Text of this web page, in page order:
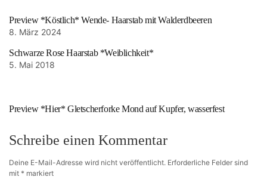
Preview *Köstlich* Wende- Haarstab mit Walderdbeeren
8. März 2024
Schwarze Rose Haarstab *Weiblichkeit*
5. Mai 2018
Preview *Hier* Gletscherforke Mond auf Kupfer, wasserfest
Schreibe einen Kommentar
Deine E-Mail-Adresse wird nicht veröffentlicht. Erforderliche Felder sind
mit * markiert